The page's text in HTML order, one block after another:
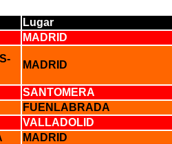
Lugar
MADRID
MADRID
SANTOMERA
FUENLABRADA
VALLADOLID
MADRID